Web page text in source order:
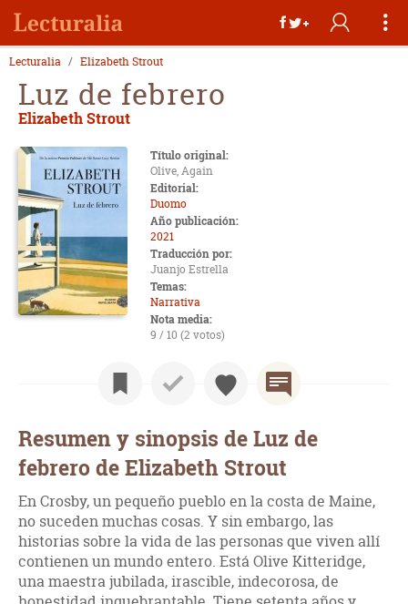
Lecturalia Elizabeth Strout
Luz de febrero
Elizabeth Strout
Título original:
Olive, Again
Editorial:
Duomo
Año publicación:
2021
Traducción por:
Juanjo Estrella
Temas:
Narrativa
Nota media:
9 / 10 (2 votos)
Resumen y sinopsis de Luz de
febrero de Elizabeth Strout
En Crosby, un pequeño pueblo en la costa de Maine,
no suceden muchas cosas. Y sin embargo, las
historias sobre la vida de las personas que viven allí
contienen un mundo entero. Está Olive Kitteridge,
una maestra jubilada, irascible, indecorosa, de